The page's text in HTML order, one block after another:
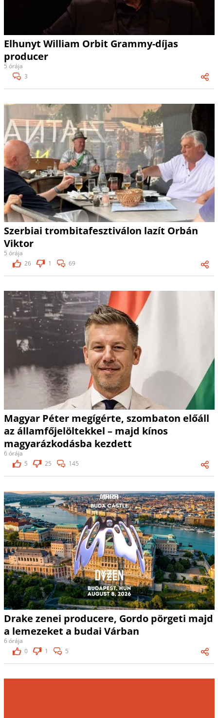
Elhunyt William Orbit Grammy-díjas
producer
5 órája
3
Szerbiai trombitafesztiválon lazít Orbán
Viktor
5 órája
26
1 69
Magyar Péter megígérte, szombaton előáll
az államfőjelöltekkel – majd kínos
magyarázkodásba kezdett
6 órája
5
25 145
Drake zenei producere, Gordo pörgeti majd
a lemezeket a budai Várban
6 órája
0
1 5